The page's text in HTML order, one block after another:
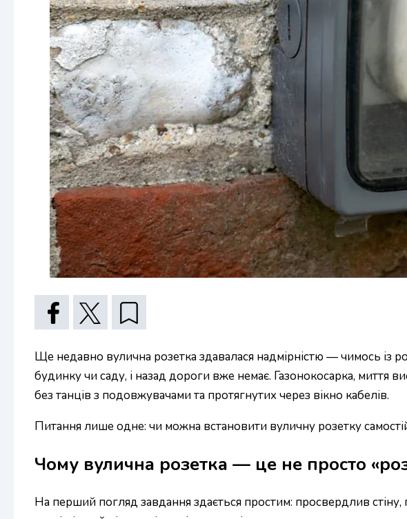
Ще недавно вулична розетка здавалася надмірністю — чимось із
будинку чи саду, і назад дороги вже немає. Газонокосарка, миття
без танців з подовжувачами та протягнутих через вікно кабелів.
Питання лише одне: чи можна встановити вуличну розетку
Чому вулична розетка — це не просто
На перший погляд завдання здається простим: просвердлив